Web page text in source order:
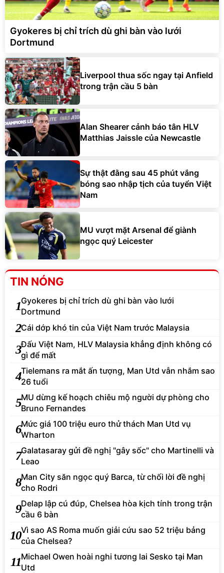
Gyokeres bị chỉ trích dù ghi bàn vào lưới
Dortmund
Liverpool thua sốc ngay tại Anfield
trong trận cầu 5 bàn
Alan Shearer cảnh báo tân HLV
Matthias Jaissle của Newcastle
Sự thật đằng sau 45 phút vắng
bóng sao nhập tịch của tuyển Việt
Nam
MU vượt mặt Arsenal để giành
ngọc quý Leicester
TIN NÓNG
1Gyokeres bị chỉ trích dù ghi bàn vào lưới
Dortmund
2Cái dớp khó tin của Việt Nam trước Malaysia
3Đấu Việt Nam, HLV Malaysia khẳng định không có
gì để mất
4Tielemans ra mắt ấn tượng, Man Utd vẫn nhắm sao
26 tuổi
5MU dừng kế hoạch chiêu mộ người dự phòng cho
Bruno Fernandes
6Mức giá 100 triệu euro thử thách Man Utd vụ
Wharton
7Galatasaray gửi đề nghị "gây sốc" cho Martinelli và
Leao
8Man City săn ngọc quý Barca, từ chối lời đề nghị
cho Rodri
9Delap lập cú đúp, Chelsea hòa kịch tính trong trận
cầu 6 bàn
10Vì sao AS Roma muốn giải cứu sao 52 triệu bảng
của Chelsea?
11Michael Owen hoài nghi tương lai Sesko tại Man
Utd